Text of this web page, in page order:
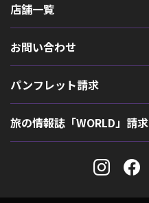
店舗一覧
お問い合わせ
パンフレット請求
旅の情報誌「WORLD」請求